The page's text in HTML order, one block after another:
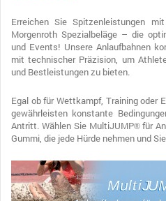
Erreichen Sie Spitzenleistungen
Morgenroth Spezialbeläge – die
und Events! Unsere Anlaufbahnen
mit technischer Präzision, um
und Bestleistungen zu bieten.
Egal ob für Wettkampf, Training oder
gewährleisten konstante
Antritt. Wählen Sie MultiJUMP®für
Gummi, die jede Hürde nehmen und